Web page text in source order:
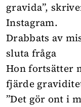
gravida”,
Instagram.
Drabbats av
sluta fråga
Hon fortsätter
fjärde
”Det gör ont i